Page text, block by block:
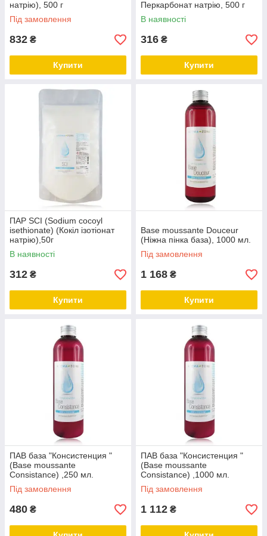
натрію), 500 г
Під замовлення
832 ₴
Купити
Перкарбонат натрію, 500 г
В наявності
316 ₴
Купити
ПАР SCI (Sodium cocoyl
isethionate) (Кокіл ізотіонат
натрію),50г
В наявності
312 ₴
Купити
Base moussante Douceur
(Ніжна пінка база), 1000 мл.
Під замовлення
1 168 ₴
Купити
ПАВ база "Консистенция "
(Base moussante
Consistance) ,250 мл.
Під замовлення
480 ₴
ПАВ база "Консистенция "
(Base moussante
Consistance) ,1000 мл.
Під замовлення
1 112 ₴